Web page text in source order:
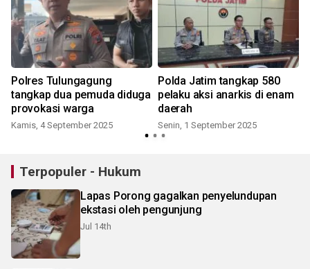
Polres Tulungagung
tangkap dua pemuda diduga
provokasi warga
Kamis, 4 September 2025
Polda Jatim tangkap 580
pelaku aksi anarkis di enam
daerah
Senin, 1 September 2025
Terpopuler - Hukum
Lapas Porong gagalkan penyelundupan
ekstasi oleh pengunjung
Jul 14th